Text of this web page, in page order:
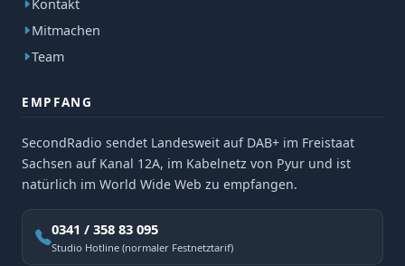
Kontakt
Mitmachen
Team
EMPFANG
SecondRadio sendet Landesweit auf DAB+ im Freistaat
Sachsen auf Kanal 12A, im Kabelnetz von Pyur und ist
natürlich im World Wide Web zu empfangen.
0341 / 358 83 095
Studio Hotline (normaler Festnetztarif)